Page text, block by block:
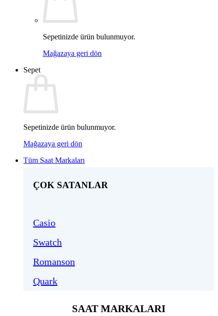
Sepetinizde ürün bulunmuyor.
Mağazaya geri dön
Sepet
Sepetinizde ürün bulunmuyor.
Mağazaya geri dön
Tüm Saat Markaları
ÇOK SATANLAR
Casio
Swatch
Romanson
Quark
SAAT MARKALARI